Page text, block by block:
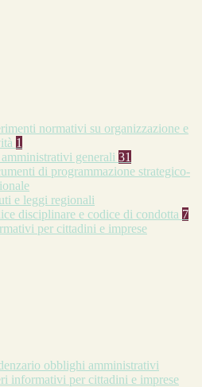
normativi su organizzazione e
1
generali 31
di programmazione strategico-
e leggi regionali
disciplinare e codice di condotta 7
per cittadini e imprese
obblighi amministrativi
informativi per cittadini e imprese